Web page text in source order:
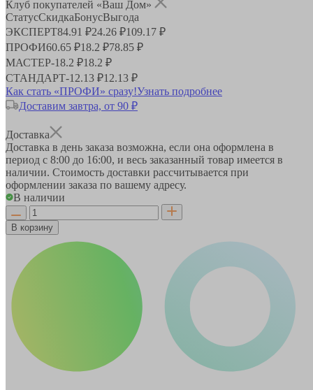
Клуб покупателей «Ваш Дом»
СтатусСкидкаБонусВыгода
ЭКСПЕРТ84.91 ₽24.26 ₽109.17 ₽
ПРОФИ60.65 ₽18.2 ₽78.85 ₽
МАСТЕР-18.2 ₽18.2 ₽
СТАНДАРТ-12.13 ₽12.13 ₽
Как стать «ПРОФИ» сразу!Узнать подробнее
Доставим завтра, от 90 ₽
Доставка
Доставка в день заказа возможна, если она оформлена в
период с 8:00 до 16:00, и весь заказанный товар имеется в
наличии. Стоимость доставки рассчитывается при
оформлении заказа по вашему адресу.
В наличии
В корзину